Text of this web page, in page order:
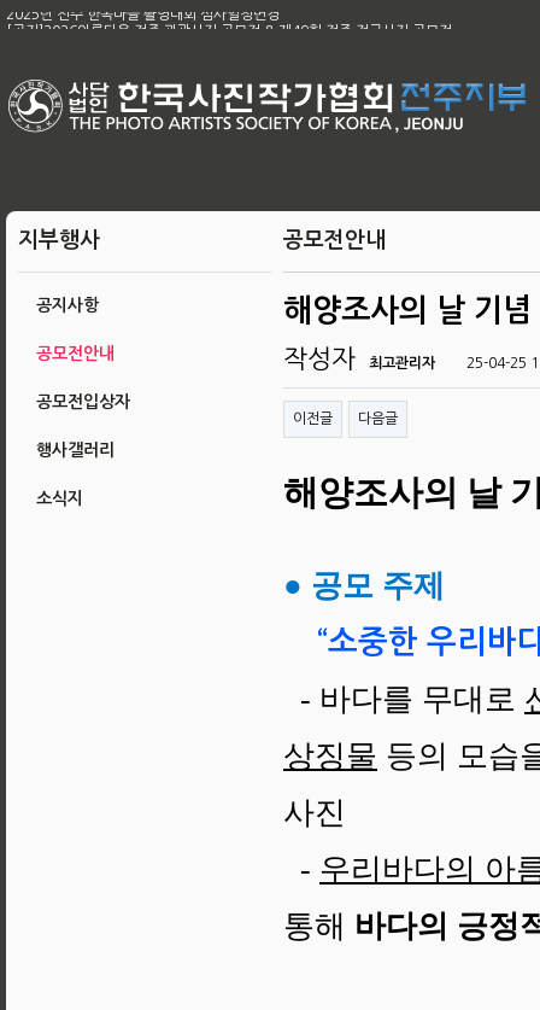
[공지]2026아름다운 전주 관광사진 공모전 & 제49회 전주 전국사진 공모전
제63회 전국회원작품 지상전 심사결과
[공지]2025 전주한옥마을촬영대회작품심사결과
제65차 본부 정기총회 결과
지부행사
공지사항
공모전안내
공모전입상자
행사갤러리
소식지
공모전안내
해양조사의 날 기
작성자 최고관리자 25-04-25
이전글 다음글
해양조사의 날
● 공모 주제
“소중한 우리바
- 바다를 무대로
상징물 등의 모습
사진
- 우리바다의 아
통해 바다의 긍정